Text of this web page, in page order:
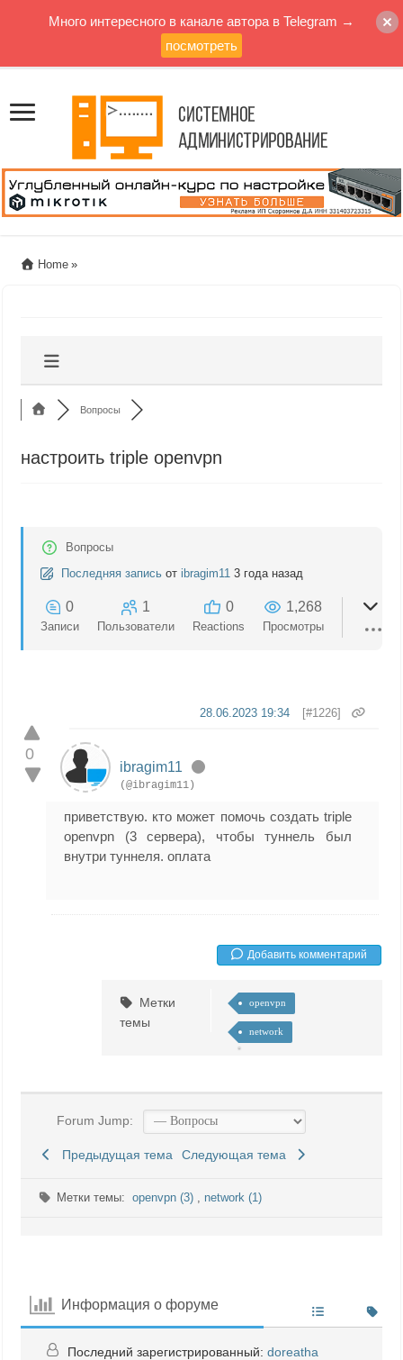
Home »
Вопросы
настроить triple openvpn
Вопросы
Последняя запись от ibragim11 3 года назад
0
Записи
1
Пользователи
0
Reactions
1,268
Просмотры
0
[#1226]
28.06.2023 19:34
ibragim11
(@ibragim11)
приветствую. кто может помочь создать triple
openvpn (3 сервера), чтобы туннель был
внутри туннеля. оплата
Добавить комментарий
Метки
темы
openvpn
network
Forum Jump:
Предыдущая тема Следующая тема
Метки темы:openvpn (3) network (1)
Информация о форуме
Последний зарегистрированный:doreatha
Много интересного в канале автора в Telegram →
посмотреть